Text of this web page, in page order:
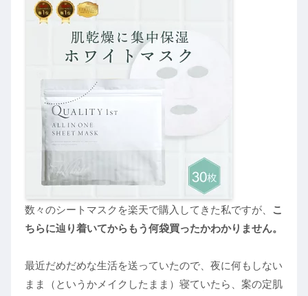
数々のシートマスクを楽天で購入してきた私ですが、 こ
ちらに辿り着いてからもう何袋買ったかわかりません。
最近だめだめな生活を送っていたので、夜に何もしない
まま（というかメイクしたまま）寝ていたら、案の定肌